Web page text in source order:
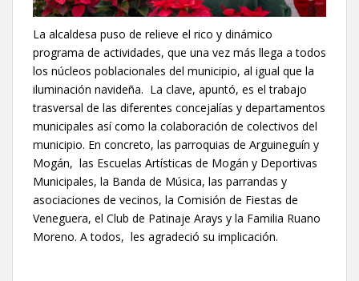
La alcaldesa puso de relieve el rico y dinámico
programa de actividades, que una vez más llega a todos
los núcleos poblacionales del municipio, al igual que la
iluminación navideña. La clave, apuntó, es el trabajo
trasversal de las diferentes concejalías y departamentos
municipales así como la colaboración de colectivos del
municipio. En concreto, las parroquias de Arguineguín y
Mogán, las Escuelas Artísticas de Mogán y Deportivas
Municipales, la Banda de Música, las parrandas y
asociaciones de vecinos, la Comisión de Fiestas de
Veneguera, el Club de Patinaje Arays y la Familia Ruano
Moreno. A todos, les agradeció su implicación.